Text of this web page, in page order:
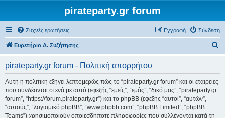
pirateparty.gr forum
Συχνές ερωτήσεις Σύνδεση
Εγγραφή
Ευρετήριο Δ. Συζήτησης
pirateparty.gr forum - Πολιτική απορρήτου
Αυτή η πολιτική εξηγεί λεπτομερώς πώς το “pirateparty.gr forum” και οι εταιρείες
που συνδέονται στενά με αυτό (εφεξής “εμείς”, “εμάς”, “δικό μας”, “pirateparty.gr
forum”, “https://forum.pirateparty.gr”) και το phpBB (εφεξής “αυτοί”, “αυτών”,
“αυτούς”, “λογισμικό phpBB”, “www.phpbb.com”, “phpBB Limited”, “phpBB
Teams”) χρησιμοποιούν οποιεσδήποτε πληροφορίες που συλλέγονται κατά τη